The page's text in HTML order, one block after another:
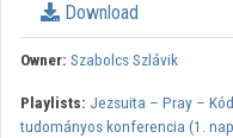
Download
Owner: Szabolcs Szlávik
Playlists: Jezsuita – Pray –
tudományos konferencia (1.